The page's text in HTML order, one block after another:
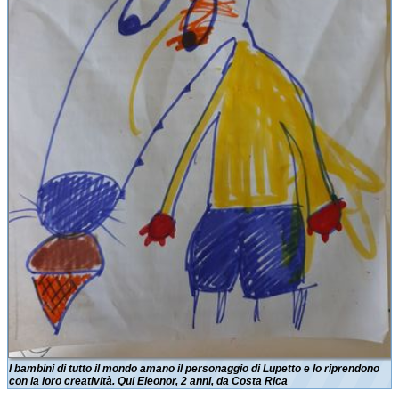
I bambini di tutto il mondo amano il personaggio di Lupetto e lo riprendono
con la loro creatività. Qui Eleonor, 2 anni, da Costa Rica